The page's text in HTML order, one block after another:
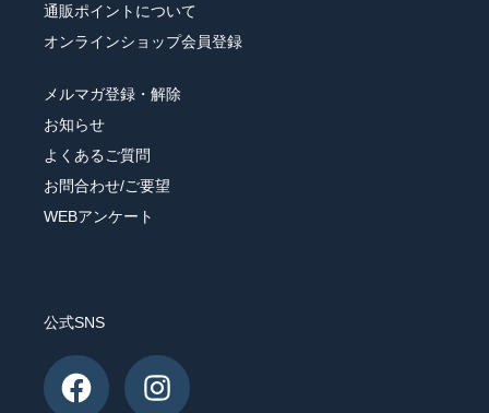
通販ポイントについて
オンラインショップ会員登録
メルマガ登録・解除
お知らせ
よくあるご質問
お問合わせ/ご要望
WEBアンケート
公式SNS